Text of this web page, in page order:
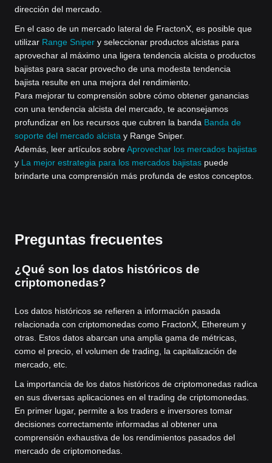
dirección del mercado.
En el caso de un mercado lateral de FractonX, es posible que
utilizar Range Sniper y seleccionar productos alcistas para
aprovechar al máximo una ligera tendencia alcista o productos
bajistas para sacar provecho de una modesta tendencia
bajista resulte en una mejora del rendimiento.
Para mejorar tu comprensión sobre cómo obtener ganancias
con una tendencia alcista del mercado, te aconsejamos
profundizar en los recursos que cubren la banda Banda de
soporte del mercado alcista y Range Sniper.
Además, leer artículos sobreAprovechar los mercados bajistas
y La mejor estrategia para los mercados bajistas puede
brindarte una comprensión más profunda de estos conceptos.
Preguntas frecuentes
¿Qué son los datos históricos de
criptomonedas?
Los datos históricos se refieren a información pasada
relacionada con criptomonedas como FractonX, Ethereum y
otras. Estos datos abarcan una amplia gama de métricas,
como el precio, el volumen de trading, la capitalización de
mercado, etc.
La importancia de los datos históricos de criptomonedas radica
en sus diversas aplicaciones en el trading de criptomonedas.
En primer lugar, permite a los traders e inversores tomar
decisiones correctamente informadas al obtener una
comprensión exhaustiva de los rendimientos pasados del
mercado de criptomonedas.